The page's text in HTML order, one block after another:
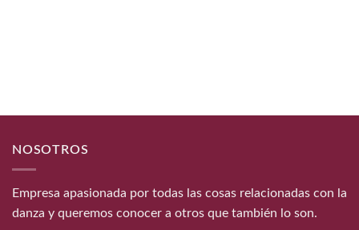
NOSOTROS
Empresa apasionada por todas las cosas relacionadas con la
danza y queremos conocer a otros que también lo son.